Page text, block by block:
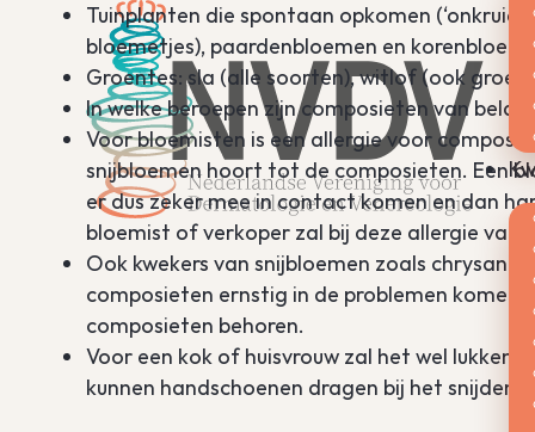
Tuinplanten die spontaan opkomen
bloemetjes), paardenbloemen en
Groentes: sla (alle soorten), witlof (ook
In welke beroepen zijn composieten van
Voor bloemisten is een allergie voor
snijbloemen hoort tot de composieten. Een
er dus zeker mee in contact komen en dan
bloemist of verkoper zal bij deze allergie
Ook kwekers van snijbloemen zoals
composieten ernstig in de problemen komen.
composieten behoren.
Voor een kok of huisvrouw zal het wel lukken
kunnen handschoenen dragen bij het snijden